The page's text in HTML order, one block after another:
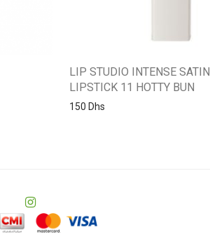
LIP STUDIO INTENSE SATIN
LIPSTICK 11 HOTTY BUN
150 Dhs